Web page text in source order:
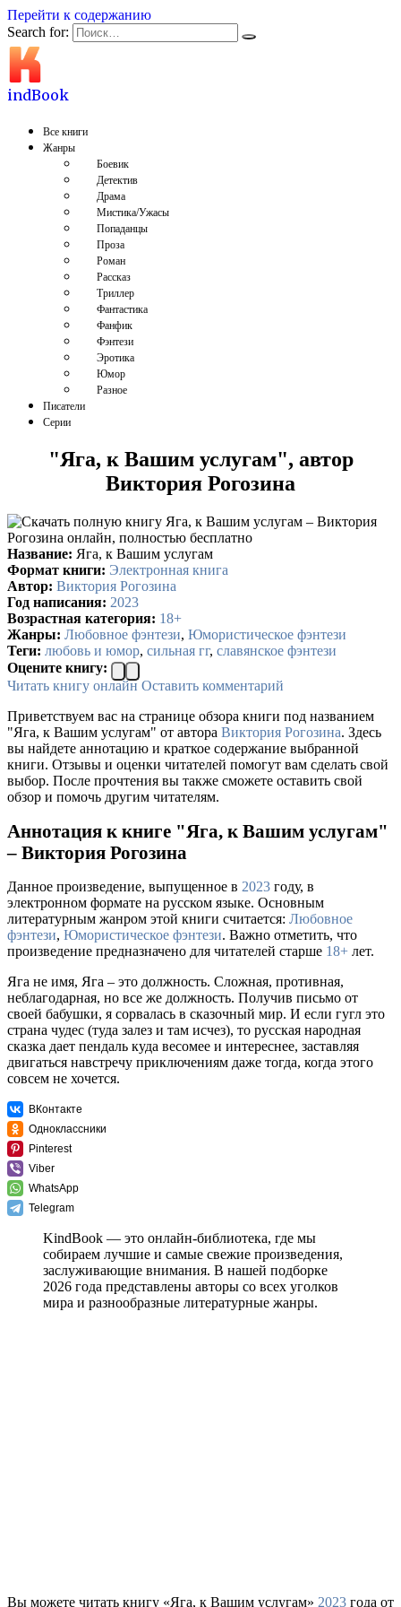
Перейти к содержанию
Search for:
indBook
Все книги
Жанры
Боевик
Детектив
Драма
Мистика/Ужасы
Попаданцы
Проза
Роман
Рассказ
Триллер
Фантастика
Фанфик
Фэнтези
Эротика
Юмор
Разное
Писатели
Серии
"Яга, к Вашим услугам", автор
Виктория Рогозина
Название: Яга, к Вашим услугам
Формат книги: Электронная книга
Автор: Виктория Рогозина
Год написания: 2023
Возрастная категория: 18+
Жанры: Любовное фэнтези, Юмористическое фэнтези
Теги: любовь и юмор, сильная гг, славянское фэнтези
Оцените книгу:
Читать книгу онлайн Оставить комментарий
Приветствуем вас на странице обзора книги под названием
"Яга, к Вашим услугам" от автора Виктория Рогозина. Здесь
вы найдете аннотацию и краткое содержание выбранной
книги. Отзывы и оценки читателей помогут вам сделать свой
выбор. После прочтения вы также сможете оставить свой
обзор и помочь другим читателям.
Аннотация к книге "Яга, к Вашим услугам"
– Виктория Рогозина
Данное произведение, выпущенное в 2023 году, в
электронном формате на русском языке. Основным
литературным жанром этой книги считается: Любовное
фэнтези, Юмористическое фэнтези. Важно отметить, что
произведение предназначено для читателей старше 18+ лет.
Яга не имя, Яга – это должность. Сложная, противная,
неблагодарная, но все же должность. Получив письмо от
своей бабушки, я сорвалась в сказочный мир. И если гугл это
страна чудес (туда залез и там исчез), то русская народная
сказка дает пендаль куда весомее и интереснее, заставляя
двигаться навстречу приключениям даже тогда, когда этого
совсем не хочется.
ВКонтакте
Одноклассники
Pinterest
Viber
WhatsApp
Telegram
KindBook — это онлайн-библиотека, где мы
собираем лучшие и самые свежие произведения,
заслуживающие внимания. В нашей подборке
2026 года представлены авторы со всех уголков
мира и разнообразные литературные жанры.
Вы можете читать книгу «Яга, к Вашим услугам» 2023 года от